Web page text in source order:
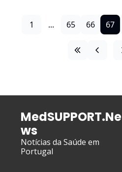
1 ... 65 66 67
MedSUPPORT.Ne
ws
Notícias da Saúde em
Portugal